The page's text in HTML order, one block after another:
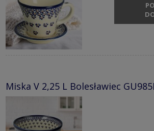
Miska V 2,25 L Bolesławiec